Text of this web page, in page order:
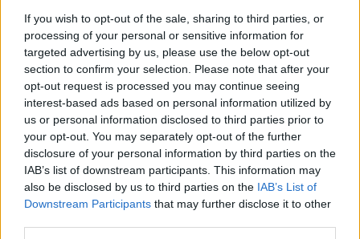
If you wish to opt-out of the sale, sharing to third parties, or
processing of your personal or sensitive information for
targeted advertising by us, please use the below opt-out
section to confirm your selection. Please note that after your
opt-out request is processed you may continue seeing
interest-based ads based on personal information utilized by
us or personal information disclosed to third parties prior to
your opt-out. You may separately opt-out of the further
disclosure of your personal information by third parties on the
IAB’s list of downstream participants. This information may
also be disclosed by us to third parties on the IAB’s List of
Downstream Participants that may further disclose it to other
så ligger man till: "Sticker iväg lite"
NÄRINGSLIV 19 april 2026 04.00
Annons:
Så mycket höjs priserna för att besöka
Astrid Lindgrens Värld i sommar